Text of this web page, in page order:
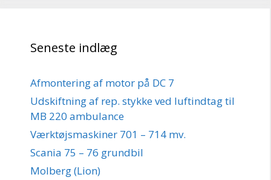
Seneste indlæg
Afmontering af motor på DC 7
Udskiftning af rep. stykke ved luftindtag til
MB 220 ambulance
Værktøjsmaskiner 701 – 714 mv.
Scania 75 – 76 grundbil
Molberg (Lion)